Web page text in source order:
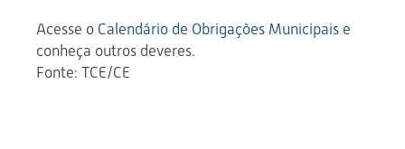
Acesse o Calendário de Obrigações Municipais e
conheça outros deveres.
Fonte: TCE/CE